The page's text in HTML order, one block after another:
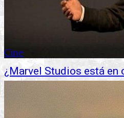
Cine
¿Marvel Studios está en